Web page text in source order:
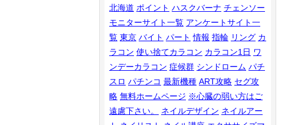
北海道 ポイント ハスクバーナ チェンソー
モニターサイト一覧 アンケートサイト一
覧 東京 バイト パート 情報 指輪 リング カ
ラコン 使い捨てカラコン カラコン1日 ワ
ンデーカラコン 症候群 シンドローム パチ
スロ パチンコ 最新機種 ART攻略 セグ攻
略 無料ホームページ ※心臓の弱い方はご
遠慮下さい。
ネイルデザイン ネイルアー